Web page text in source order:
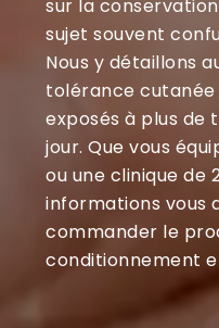
sur la
sujet souvent
Nous y détaillons
tolérance cutanée
exposés à plus
jour. Que vous
ou une clinique de
informations vous
commander le
conditionnement